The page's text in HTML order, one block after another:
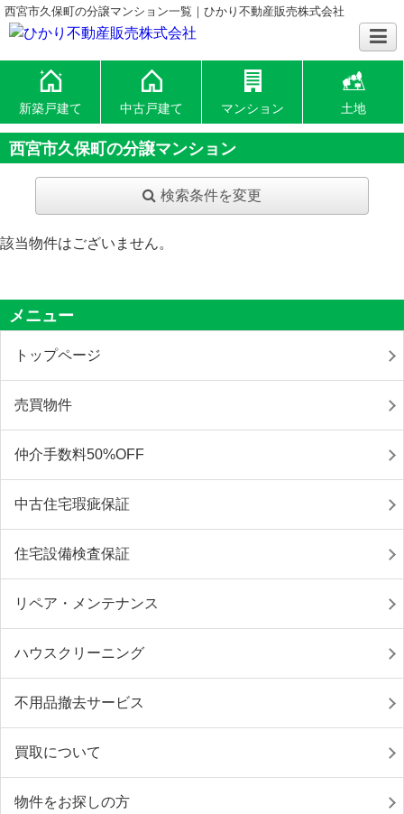
西宮市久保町の分譲マンション一覧｜ひかり不動産販売株式会社
新築戸建て 中古戸建て マンション 土地
西宮市久保町の分譲マンション
検索条件を変更
該当物件はございません。
メニュー
トップページ
売買物件
仲介手数料50%OFF
中古住宅瑕疵保証
住宅設備検査保証
リペア・メンテナンス
ハウスクリーニング
不用品撤去サービス
買取について
物件をお探しの方